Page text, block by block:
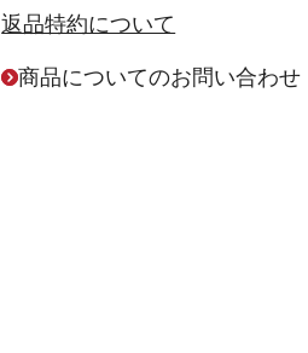
返品特約について
商品についてのお問い合わせ